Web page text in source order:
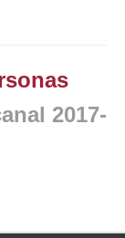
2017-